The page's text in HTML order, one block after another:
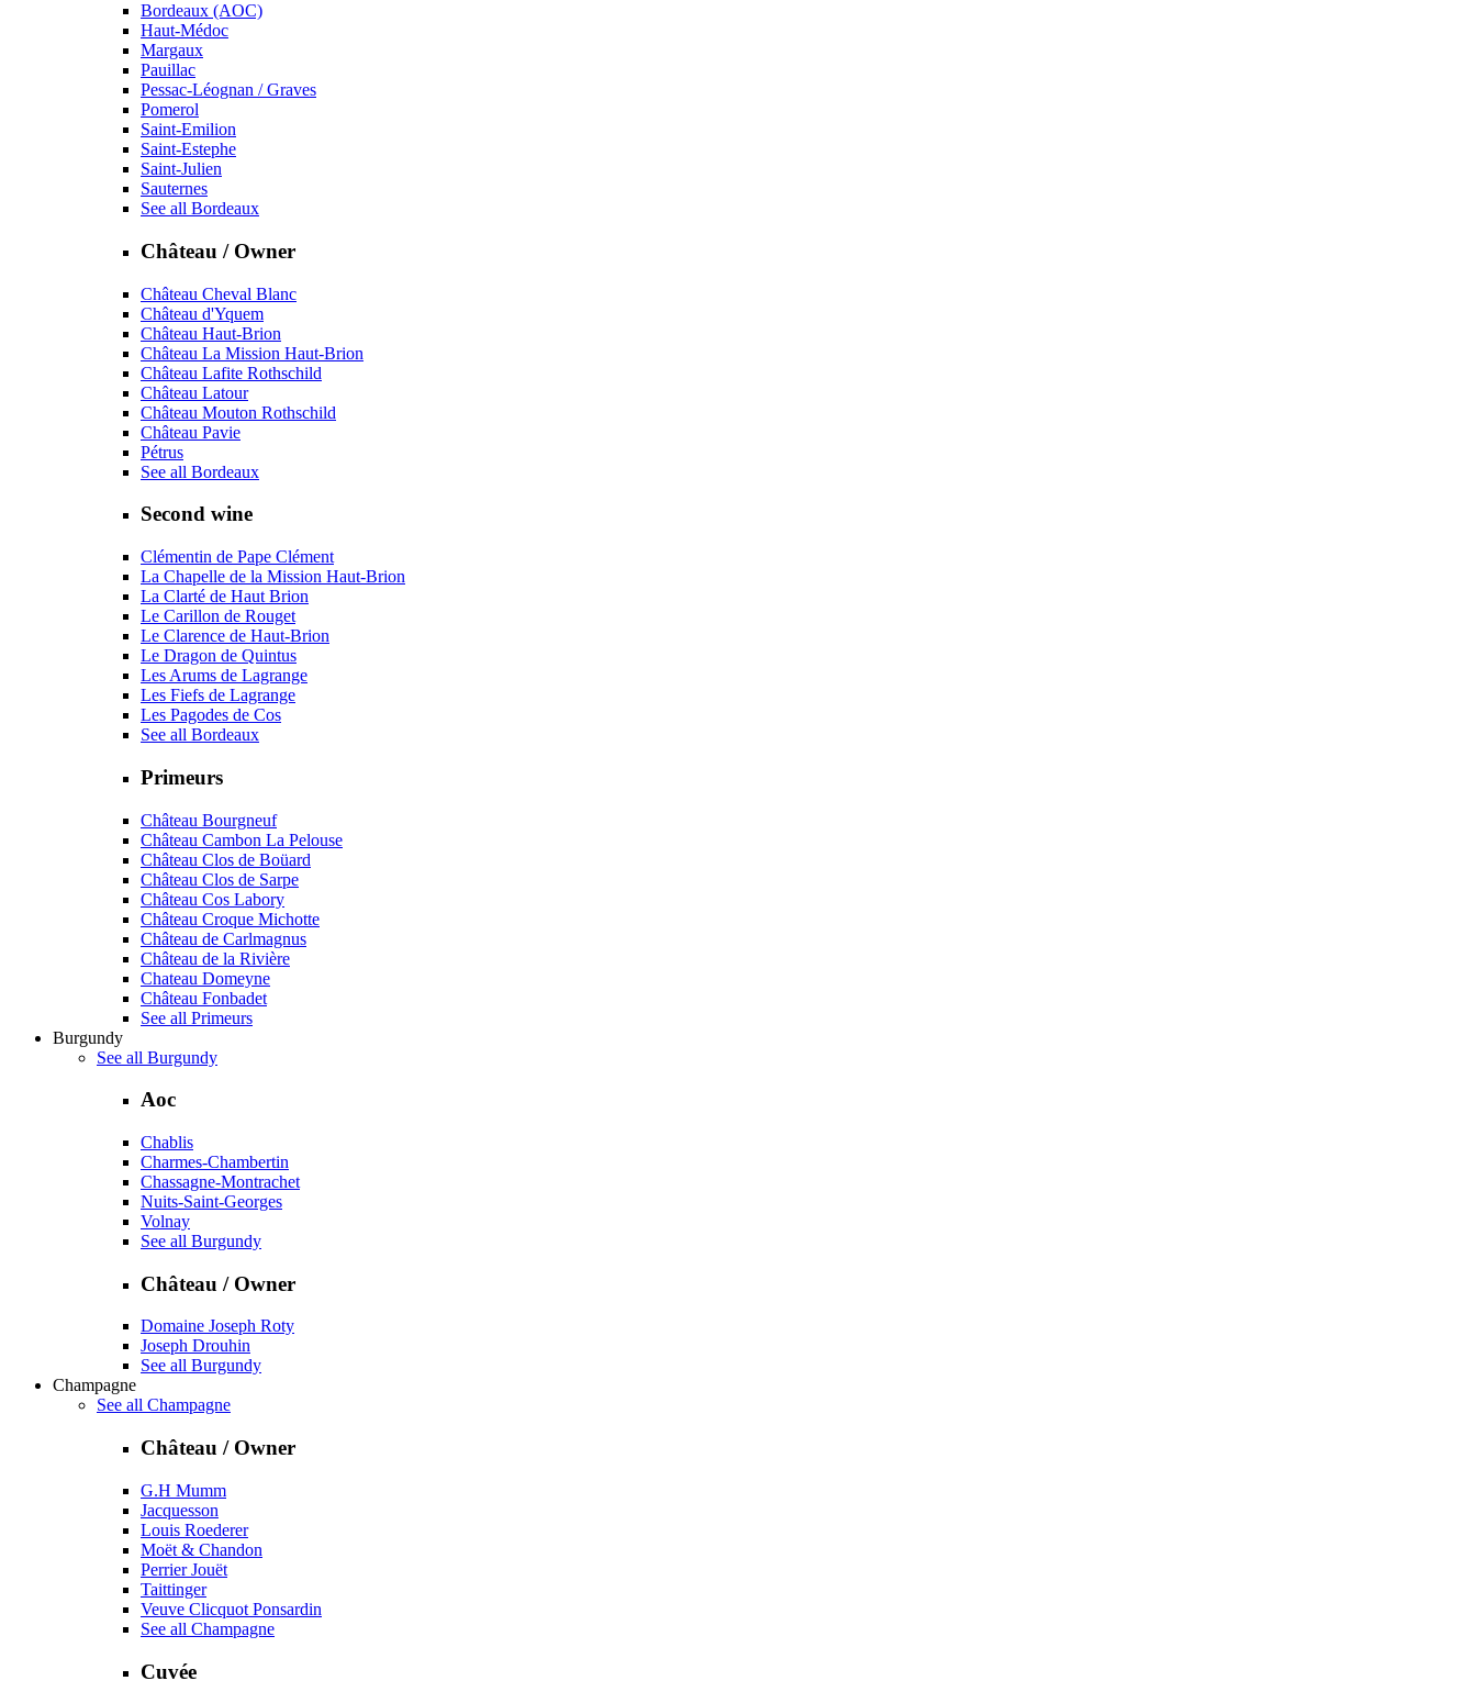
Bordeaux (AOC)
Haut-Médoc
Margaux
Pauillac
Pessac-Léognan / Graves
Pomerol
Saint-Emilion
Saint-Estephe
Saint-Julien
Sauternes
See all Bordeaux
Château / Owner
Château Cheval Blanc
Château d'Yquem
Château Haut-Brion
Château La Mission Haut-Brion
Château Lafite Rothschild
Château Latour
Château Mouton Rothschild
Château Pavie
Pétrus
See all Bordeaux
Second wine
Clémentin de Pape Clément
La Chapelle de la Mission Haut-Brion
La Clarté de Haut Brion
Le Carillon de Rouget
Le Clarence de Haut-Brion
Le Dragon de Quintus
Les Arums de Lagrange
Les Fiefs de Lagrange
Les Pagodes de Cos
See all Bordeaux
Primeurs
Château Bourgneuf
Château Cambon La Pelouse
Château Clos de Boüard
Château Clos de Sarpe
Château Cos Labory
Château Croque Michotte
Château de Carlmagnus
Château de la Rivière
Chateau Domeyne
Château Fonbadet
See all Primeurs
Burgundy
See all Burgundy
Aoc
Chablis
Charmes-Chambertin
Chassagne-Montrachet
Nuits-Saint-Georges
Volnay
See all Burgundy
Château / Owner
Domaine Joseph Roty
Joseph Drouhin
See all Burgundy
Champagne
See all Champagne
Château / Owner
G.H Mumm
Jacquesson
Louis Roederer
Moët & Chandon
Perrier Jouët
Taittinger
Veuve Clicquot Ponsardin
See all Champagne
Cuvée